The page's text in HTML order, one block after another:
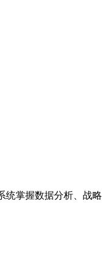
掌握数据分析、战